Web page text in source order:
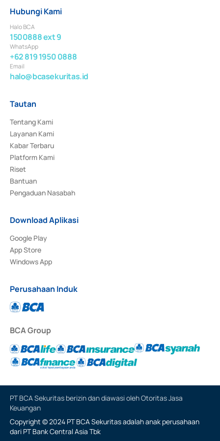
Hubungi Kami
Halo BCA
1500888 ext 9
WhatsApp
+62 819 1950 0888
Email
halo@bcasekuritas.id
Tautan
Tentang Kami
Layanan Kami
Kabar Terbaru
Platform Kami
Riset
Bantuan
Pengaduan Nasabah
Download Aplikasi
Google Play
App Store
Windows App
Perusahaan Induk
BCA Group
PT BCA Sekuritas berizin dan diawasi oleh Otoritas Jasa
Keuangan
Copyright © 2024 PT BCA Sekuritas adalah anak perusahaan
dari PT Bank Central Asia Tbk